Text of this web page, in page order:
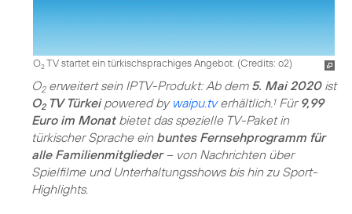
O2TV startet ein türkischsprachiges Angebot. (Credits: o2)
O2erweitert sein IPTV-Produkt: Ab dem 5. Mai 2020ist
O2TV Türkeipowered by waipu.tverhältlich. 1Für 9,99
Euro im Monatbietet das spezielle TV-Paket in
türkischer Sprache ein buntes Fernsehprogramm für
alle Familienmitglieder– von Nachrichten über
Spielfilme und Unterhaltungsshows bis hin zu Sport-
Highlights.